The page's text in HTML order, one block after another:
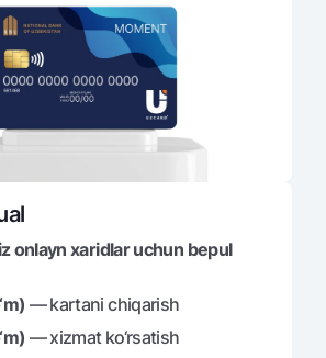
onlayn xaridlar uchun bepul
— kartani chiqarish
— xizmat ko‘rsatish